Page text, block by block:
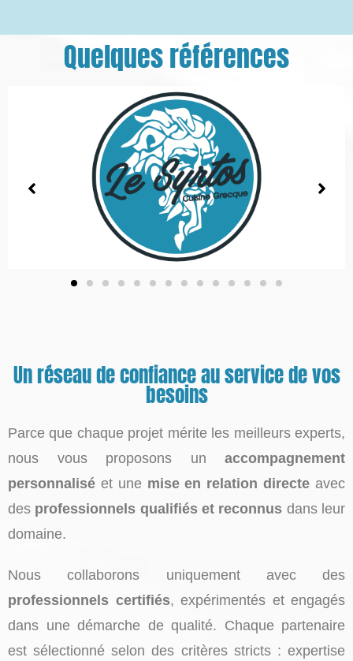
Quelques références
Un réseau de confiance au service de vos
besoins
Parce que chaque projet mérite les meilleurs experts,
nous vous proposons un accompagnement
personnalisé et une mise en relation directe avec
des professionnels qualifiés et reconnus dans leur
domaine.
Nous collaborons uniquement avec des
professionnels certifiés, expérimentés et engagés
dans une démarche de qualité. Chaque partenaire
est sélectionné selon des critères stricts : expertise